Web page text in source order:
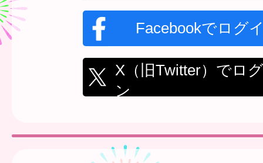
Facebookでログ
X（旧Twitter）でロ
ン